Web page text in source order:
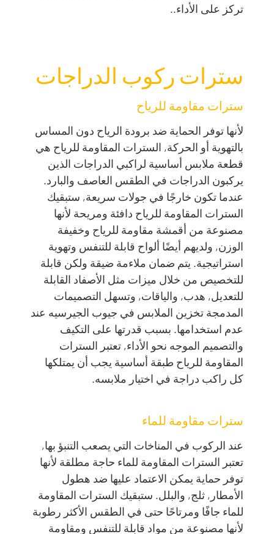
تركز على الأداء..
سترات ركوب الدراجات
سترات مقاومة للرياح
لأنها توفر الحماية ضد برودة الرياح دون المساس
بالتهوية أو الحركة, السترات المقاومة للرياح هي
قطعة ملابس أساسية لراكبي الدراجات الذين
يركبون الدراجات في الطقس العاصف والبارد.
عندما تكون خارجًا في جولات سريعة, ستبقيك
السترات المقاومة للرياح دافئة ومريحة لأنها
مصنوعة من أقمشة مقاومة للرياح وخفيفة
الوزن, ولديهم أيضًا ألواح قابلة للتنفس وتهوية
استراتيجية. يتم ضمان ملاءمة ضيقة ولكن قابلة
للتخصيص من خلال ميزات مثل الأصفاد القابلة
للتعديل, هدب, والياقات, وتسهل التصميمات
المدمجة تخزين الملابس في جيوب الجيرسيه عند
عدم استخدامها. بسبب قدرتها على التكيف
والتصميم الموجه نحو الأداء, تعتبر السترات
المقاومة للرياح طبقة أساسية يجب أن يمتلكها
كل راكب دراجة في اختيار ملابسه.
سترات مقاومة للماء
عند الركوب في المناخات التي يصعب التنبؤ بها,
تعتبر السترات المقاومة للماء حاجة مطلقة لأنها
توفر حماية يمكن الاعتماد عليها ضد هطول
الأمطار, ثلج, والبلل. ستبقيك السترات المقاومة
للماء جافًا ومرتاحًا حتى في الطقس الأكثر رطوبة
لأنها مصنوعة من مواد قابلة للتنفس ومقاومة